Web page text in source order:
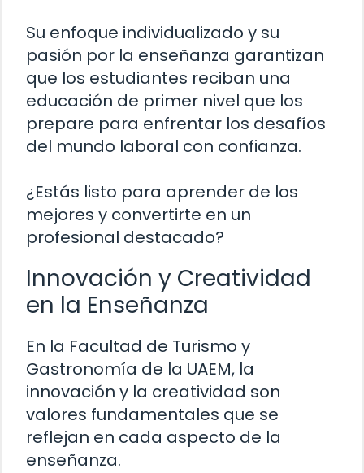
Su enfoque individualizado y su
pasión por la enseñanza garantizan
que los estudiantes reciban una
educación de primer nivel que los
prepare para enfrentar los desafíos
del mundo laboral con confianza.
¿Estás listo para aprender de los
mejores y convertirte en un
profesional destacado?
Innovación y Creatividad
en la Enseñanza
En la Facultad de Turismo y
Gastronomía de la UAEM, la
innovación y la creatividad son
valores fundamentales que se
reflejan en cada aspecto de la
enseñanza.